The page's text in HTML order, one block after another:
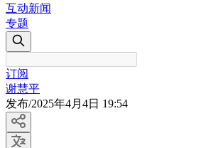
互动新闻
专题
订阅
谢慧平
发布/2025年4月4日 19:54